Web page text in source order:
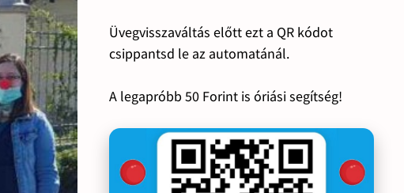
Üvegvisszaváltás előtt ezt a QR kódot
csippantsd le az automatánál.
A legapróbb 50 Forint is óriási segítség!